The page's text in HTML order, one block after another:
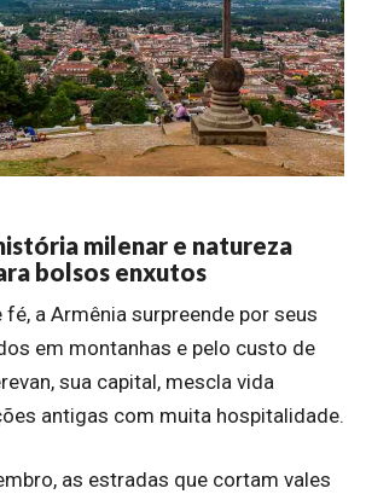
milenar e natureza
bolsos enxutos
fé, a Armênia surpreende por seus
em montanhas e pelo custo de
sua capital, mescla vida
antigas com muita hospitalidade.
as estradas que cortam vales